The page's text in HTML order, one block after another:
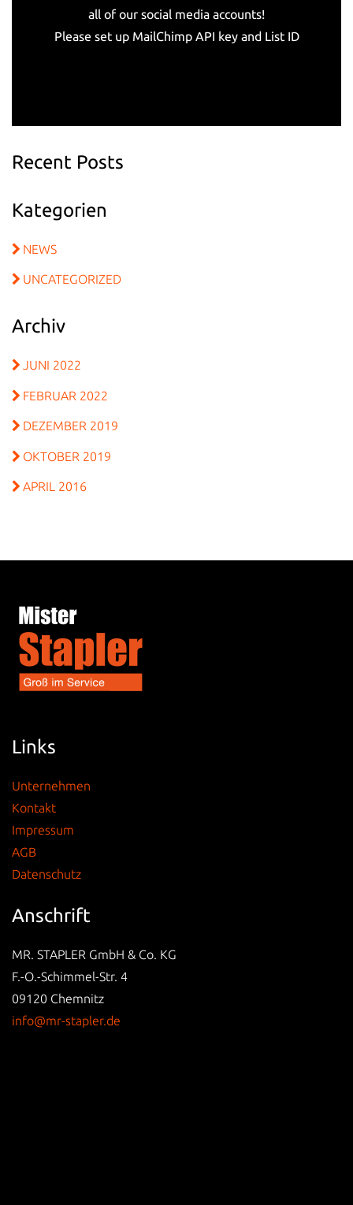
all of our social media accounts!
Please set up MailChimp API key and List ID
Recent Posts
Kategorien
NEWS
UNCATEGORIZED
Archiv
JUNI 2022
FEBRUAR 2022
DEZEMBER 2019
OKTOBER 2019
APRIL 2016
Links
Unternehmen
Kontakt
Impressum
AGB
Datenschutz
Anschrift
MR. STAPLER GmbH & Co. KG
F.-O.-Schimmel-Str. 4
09120 Chemnitz
info@mr-stapler.de